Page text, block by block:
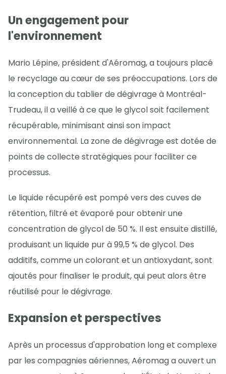
Un engagement pour
l'environnement
Mario Lépine, président d'Aéromag, a toujours placé
le recyclage au cœur de ses préoccupations. Lors de
la conception du tablier de dégivrage à Montréal-
Trudeau, il a veillé à ce que le glycol soit facilement
récupérable, minimisant ainsi son impact
environnemental. La zone de dégivrage est dotée de
points de collecte stratégiques pour faciliter ce
processus.
Le liquide récupéré est pompé vers des cuves de
rétention, filtré et évaporé pour obtenir une
concentration de glycol de 50 %. Il est ensuite distillé,
produisant un liquide pur à 99,5 % de glycol. Des
additifs, comme un colorant et un antioxydant, sont
ajoutés pour finaliser le produit, qui peut alors être
réutilisé pour le dégivrage.
Expansion et perspectives
Après un processus d'approbation long et complexe
par les compagnies aériennes, Aéromag a ouvert un